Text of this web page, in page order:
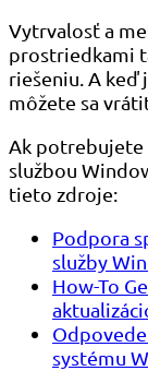
Vytrvalosť a
prostriedkami
riešeniu. A keď
môžete sa
Ak potrebujete
službou
tieto zdroje:
Podpora
služby
How-To
systému